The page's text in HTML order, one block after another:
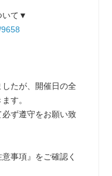
いて▼
たが、開催日の全
す。
ず遵守をお願い致
事項』をご確認く